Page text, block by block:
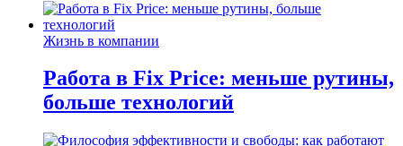
Жизнь в компании
Работа в Fix Price: меньше рутины,
больше технологий